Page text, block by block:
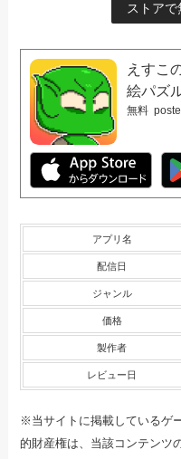
ストア
えすこ
絵パズ
無料
アプリ名
配信日
ジャンル
価格
製作者
レビュー日
※当サイトに掲載しているゲ
的財産権は、当該コンテンツ